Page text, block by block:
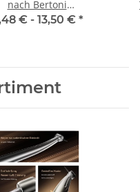
nach Bertoni
abgewinkelt
€ - 13,50 € *